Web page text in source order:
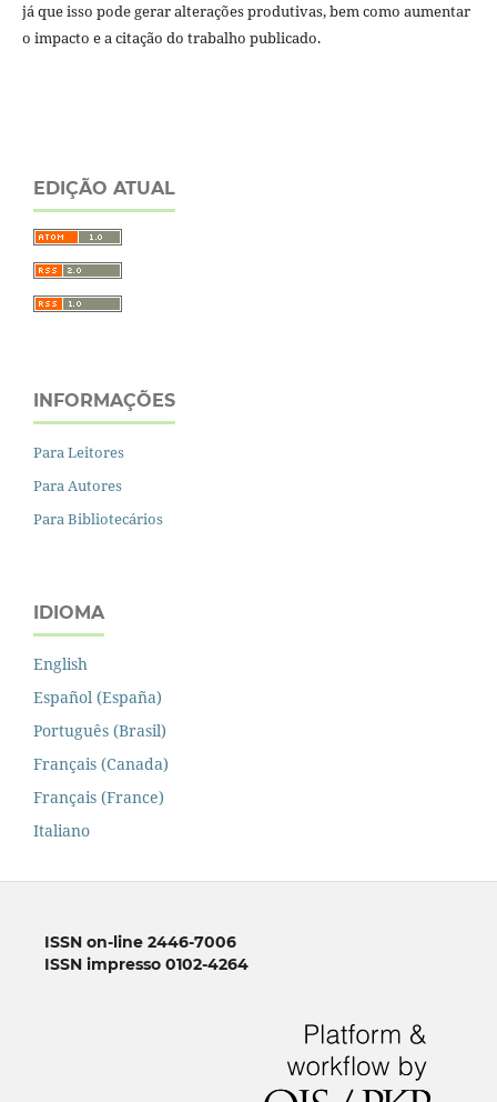
já que isso pode gerar alterações produtivas, bem como aumentar
o impacto e a citação do trabalho publicado.
EDIÇÃO ATUAL
INFORMAÇÕES
Para Leitores
Para Autores
Para Bibliotecários
IDIOMA
English
Español (España)
Português (Brasil)
Français (Canada)
Français (France)
Italiano
ISSN on-line 2446-7006
ISSN impresso 0102-4264